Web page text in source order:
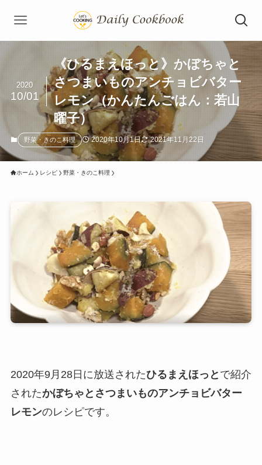
《ひるまえほっと》かぼちゃと
さつまいものアンチョビバター
レモン（かんたんごはん：若山
曜子）
2020
10/01
野菜・きのこ料理 2020年10月1日 2021年11月22日
ホーム レシピ 野菜・きのこ料理
2020年9月28日に放送されたひるまえほっと で紹介
されたかぼちゃとさつまいものアンチョビバター
レモンのレシピです。